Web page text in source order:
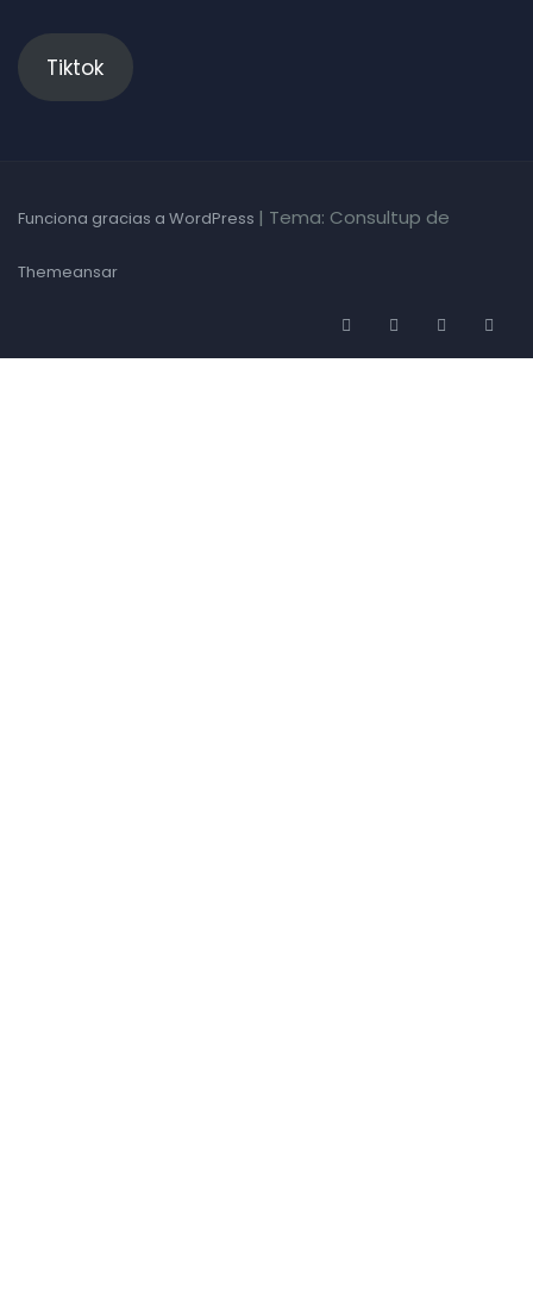
Tiktok
Funciona gracias a WordPress | Tema: Consultup de
Themeansar